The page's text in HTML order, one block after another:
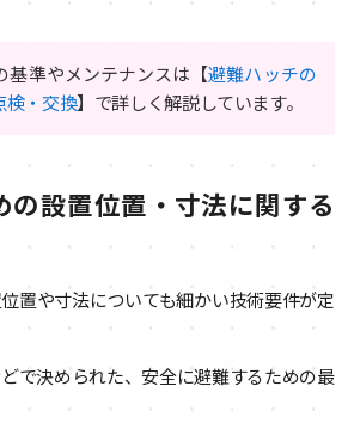
基準やメンテナンスは【避難ハッチの
検・交換】で詳しく解説しています。
の設置位置・寸法に関する
置や寸法についても細かい技術要件が定
で決められた、安全に避難するための最